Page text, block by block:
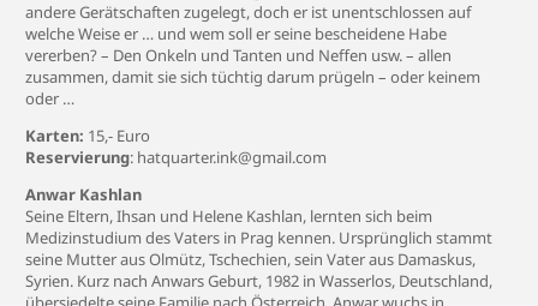
andere Gerätschaften zugelegt, doch er ist unentschlossen auf
welche Weise er … und wem soll er seine bescheidene Habe
vererben? – Den Onkeln und Tanten und Neffen usw. – allen
zusammen, damit sie sich tüchtig darum prügeln – oder keinem
oder …
Karten: 15,- Euro
Reservierung: hatquarter.ink@gmail.com
Anwar Kashlan
Seine Eltern, Ihsan und Helene Kashlan, lernten sich beim
Medizinstudium des Vaters in Prag kennen. Ursprünglich stammt
seine Mutter aus Olmütz, Tschechien, sein Vater aus Damaskus,
Syrien. Kurz nach Anwars Geburt, 1982 in Wasserlos, Deutschland,